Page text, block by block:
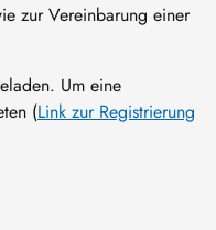
zur Vereinbarung einer
Um eine
(Link zur Registrierung